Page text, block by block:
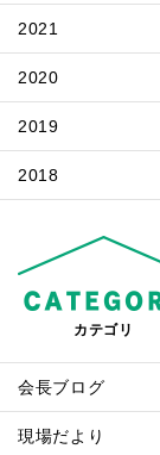
2021
2020
2019
2018
カテゴリ
会長ブログ
現場だより